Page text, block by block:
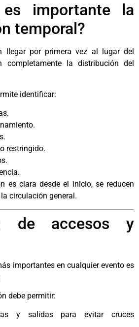
importante la
temporal?
llegar por primera vez al lugar del
completamente la distribución del
identificar:
restringido.
es clara desde el inicio, se reducen
circulación general.
de accesos y
importantes en cualquier evento es
debe permitir:
y salidas para evitar cruces